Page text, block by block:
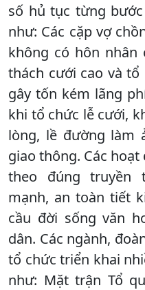
số hủ tục từng
như: Các cặp vợ
không có hôn nhân
thách cưới cao và
gây tốn kém lãng
khi tổ chức lễ cưới,
lòng, lề đường làm
giao thông. Các
theo đúng truyền
mạnh, an toàn tiết
cầu đời sống văn
dân. Các ngành,
tổ chức triển khai
như: Mặt trận Tổ